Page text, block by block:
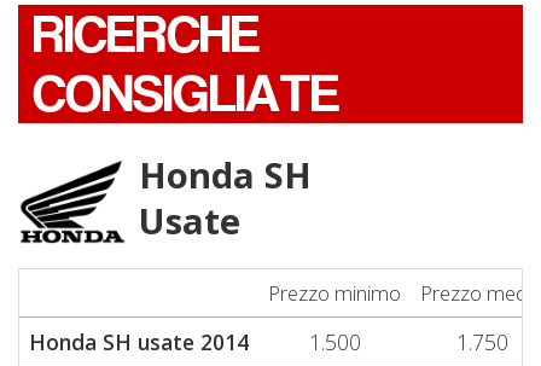
RICERCHE
CONSIGLIATE
Honda SH
Usate
Prezzo minimo Prezzo
Honda SH usate 2014 1.500
1.750